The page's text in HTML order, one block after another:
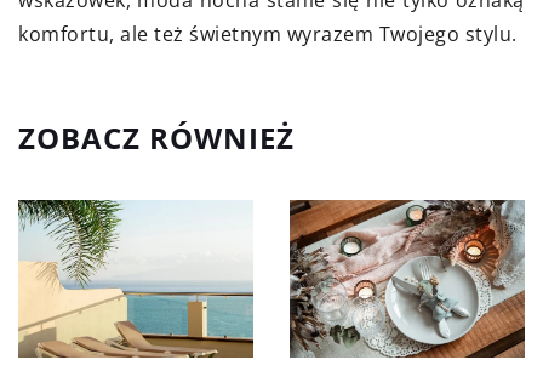
komfortu, ale też świetnym wyrazem Twojego stylu.
ZOBACZ RÓWNIEŻ